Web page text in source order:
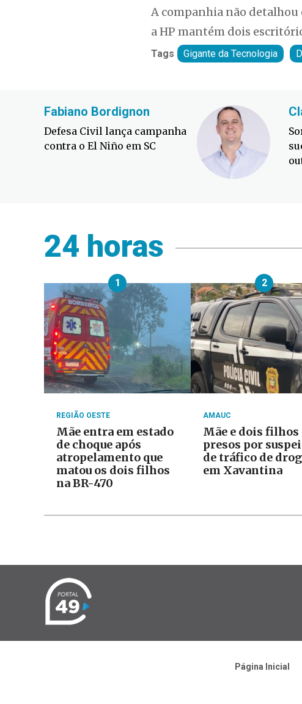
A companhia não detalhou
a HP mantém dois
Tags Gigante da Tecnologia
Fabiano Bordignon
Defesa Civil lança campanha
contra o El Niño em SC
24 horas
1
REGIÃO OESTE
Mãe entra em estado
de choque após
atropelamento que
matou os dois filhos
na BR-470
2
AMAUC
Mãe e dois filhos
presos por
de tráfico de
em Xavantina
Página Inicial